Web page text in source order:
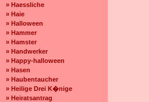
» Haessliche
» Haie
» Halloween
» Hammer
» Hamster
» Handwerker
» Happy-halloween
» Hasen
» Haubentaucher
» Heilige Drei K�nige
» Heiratsantrag